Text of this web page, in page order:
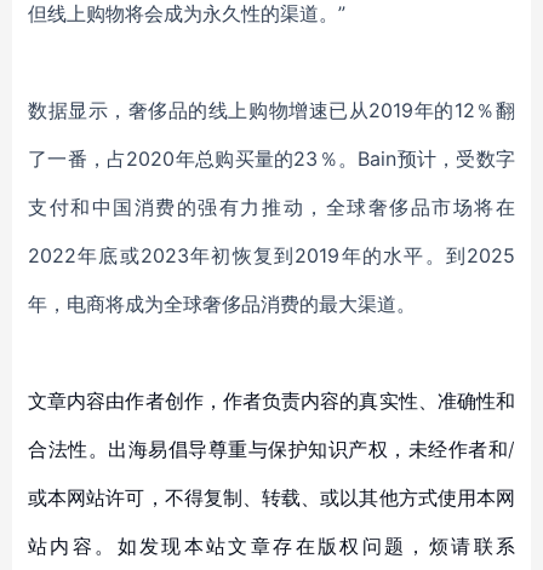
但线上购物将会成为永久性的渠道。”
数据显示，奢侈品的线上购物增速已从2019年的12％翻
了一番，占2020年总购买量的23％。Bain预计，受数字
支付和中国消费的强有力推动，全球奢侈品市场将在
2022年底或2023年初恢复到2019年的水平。到2025
年，电商将成为全球奢侈品消费的最大渠道。
文章内容由作者创作，作者负责内容的真实性、准确性和
合法性。出海易倡导尊重与保护知识产权，未经作者和/
或本网站许可，不得复制、转载、或以其他方式使用本网
站内容。如发现本站文章存在版权问题，烦请联系